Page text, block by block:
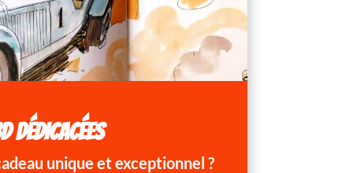
DÉDICACÉES
unique et exceptionnel ?